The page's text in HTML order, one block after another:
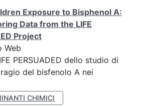
Exposure to Bisphenol A:
Data from the LIFE
Project
Web
PERSUADED dello studio di
del bisfenolo A nei
CHIMICI